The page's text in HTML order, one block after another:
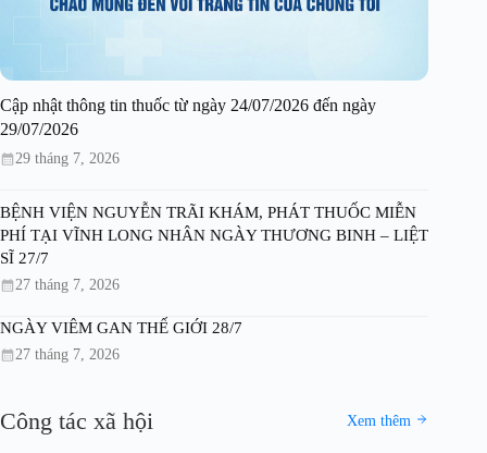
Cập nhật thông tin thuốc từ ngày 24/07/2026 đến ngày
29/07/2026
29 tháng 7, 2026
BỆNH VIỆN NGUYỄN TRÃI KHÁM, PHÁT THUỐC MIỄN
PHÍ TẠI VĨNH LONG NHÂN NGÀY THƯƠNG BINH – LIỆT
SĨ 27/7
27 tháng 7, 2026
NGÀY VIÊM GAN THẾ GIỚI 28/7
27 tháng 7, 2026
Công tác xã hội Xem thêm